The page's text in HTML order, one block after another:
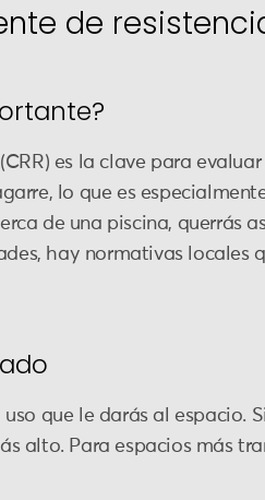
de
es la clave para
lo que es
de una piscina, querrás
hay normativas locales
que le darás al espacio.
alto. Para espacios más